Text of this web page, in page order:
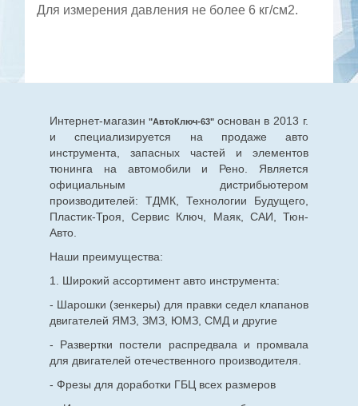
Для измерения давления не более 6 кг/см2.
Интернет-магазин "АвтоКлюч-63" основан в 2013 г.
и специализируется на продаже авто
инструмента, запасных частей и элементов
тюнинга на автомобили и Рено. Является
официальным дистрибьютером
производителей: ТДМК, Технологии Будущего,
Пластик-Троя, Сервис Ключ, Маяк, САИ, Тюн-
Авто.
Наши преимущества:
1. Широкий ассортимент авто инструмента:
- Шарошки (зенкеры) для правки седел клапанов
двигателей ЯМЗ, ЗМЗ, ЮМЗ, СМД и другие
- Развертки постели распредвала и промвала
для двигателей отечественного производителя.
- Фрезы для доработки ГБЦ всех размеров